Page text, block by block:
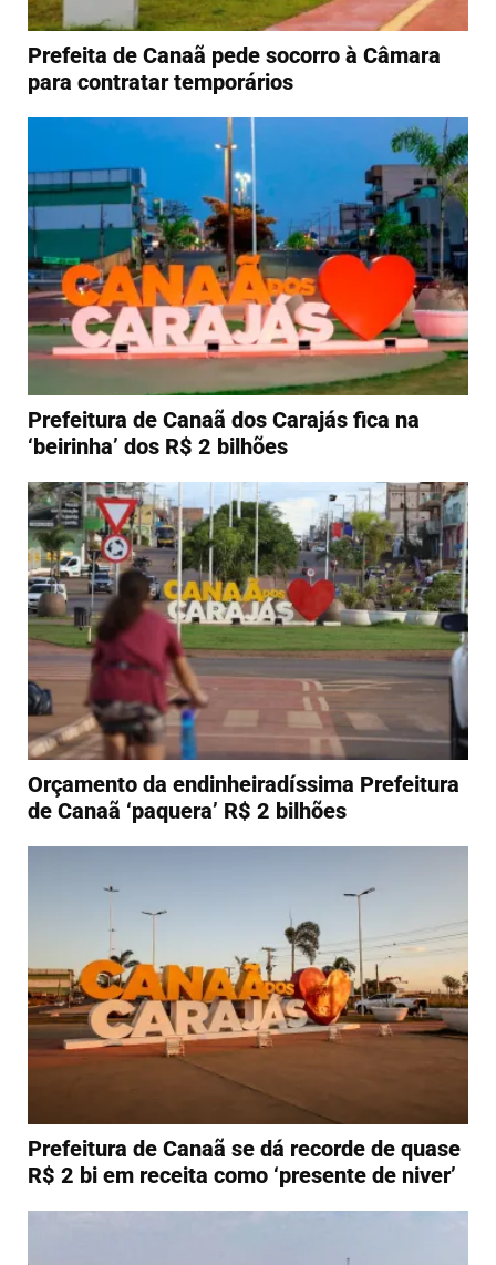
Prefeita de Canaã pede socorro à Câmara
para contratar temporários
Prefeitura de Canaã dos Carajás fica na
‘beirinha’ dos R$ 2 bilhões
Orçamento da endinheiradíssima Prefeitura
de Canaã ‘paquera’ R$ 2 bilhões
Prefeitura de Canaã se dá recorde de quase
R$ 2 bi em receita como ‘presente de niver’